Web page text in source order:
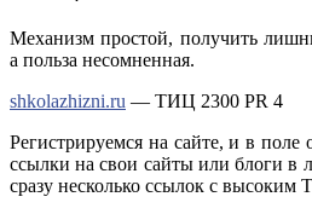
Механизм простой, получить
а польза несомненная.
shkolazhizni.ru — ТИЦ 2300 PR 4
Регистрируемся на сайте, и в
ссылки на свои сайты или блоги в
сразу несколько ссылок с высоким